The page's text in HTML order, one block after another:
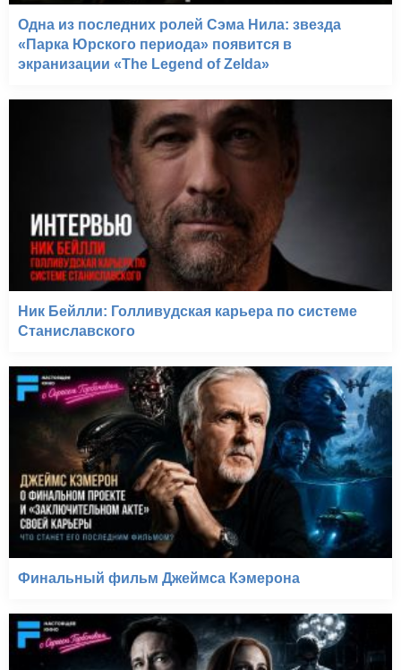
Одна из последних ролей Сэма Нила: звезда
«Парка Юрского периода» появится в
экранизации «The Legend of Zelda»
Ник Бейлли: Голливудская карьера по системе
Станиславского
Финальный фильм Джеймса Кэмерона